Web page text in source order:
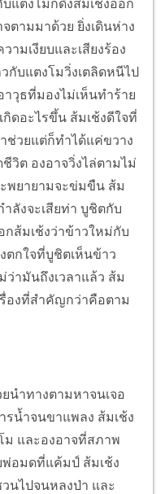
ตงโมก็ดึงส้มเช้งออก
ตามมาด้วย ยิ่งเดินห่าง
ามเงียบและเสียงร้อง
กับแตงโมวิ่งเตลิดหนีไป
าวุธที่มองไม่เห็นทำร้าย
ดอะไรขึ้น ส้มเช้งดีใจที่
ช่วยแต่ก็ทำได้แค่ขวาง
วิต องอาจวิ่งไล่ตามไม่
ะพยายามจะข่มขืน ส้ม
ลังจะเสียท่า บูชิตกับ
กส้มเช้งว่าข้าวใหม่กับ
ตกใจที่บูชิตเห็นข้าว
ว่ามันถึงเวลาแล้ว ส้ม
รื่องที่สำคัญกว่าคือตาม
ำทางตามหาจนเจอ
น้ำจนขาแพลง ส้มเช้ง
ม และองอาจที่สภาพ
อมดที่แค้มป์ ส้มเช้ง
นไปจนหลงป่า และ